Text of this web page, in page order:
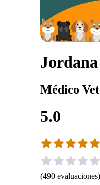
Médico
5.0
(490 evaluaciones)